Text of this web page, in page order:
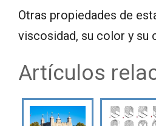
Otras propiedades de
viscosidad, su color y su
Artículos